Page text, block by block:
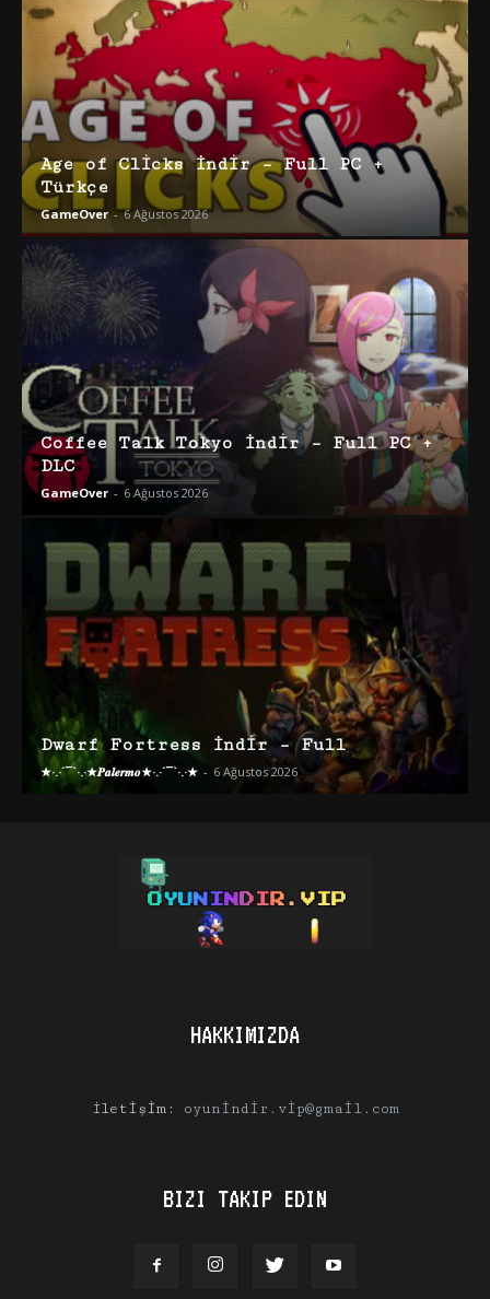
Age of Clicks İndir – Full PC +
Türkçe
GameOver - 6 Ağustos 2026
Coffee Talk Tokyo İndir – Full PC +
DLC
GameOver - 6 Ağustos 2026
Dwarf Fortress İndir – Full
★·.·´¯`·.·★𝑷𝒂𝒍𝒆𝒓𝒎𝒐★·.·´¯`·.·★ - 6 Ağustos 2026
HAKKIMIZDA
İletişim: oyunindir.vip@gmail.com
BIZI TAKIP EDIN